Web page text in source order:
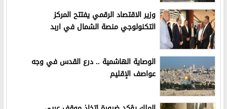
وزير الاقتصاد الرقمي يفتتح المركز
التكنولوجي منصة الشمال في اربد
الوصاية الهاشمية .. درع القدس في وجه
عواصف الإقليم